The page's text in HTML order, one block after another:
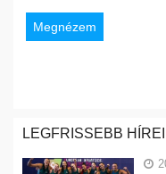
Megnézem
LEGFRISSEBB